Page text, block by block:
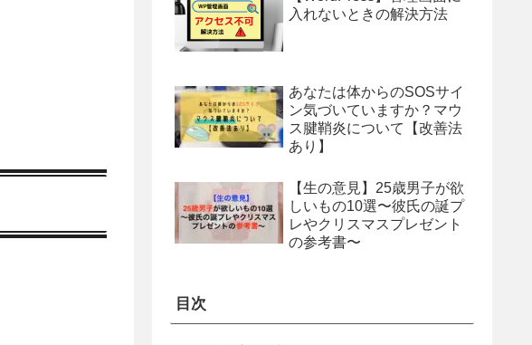
入れないときの解決方法
あなたは体からのSOSサイ
ン気づいていますか？マウ
ス腱鞘炎について【改善法
あり】
【生の意見】25歳男子が欲
しいもの10選〜彼氏の誕プ
レやクリスマスプレゼント
の参考書〜
目次